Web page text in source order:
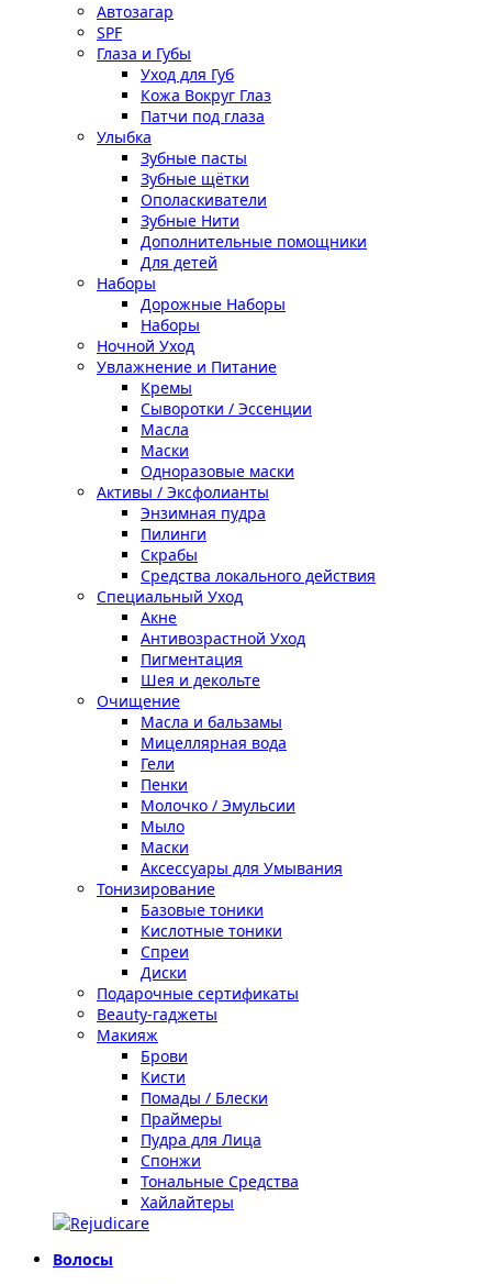
Автозагар
SPF
Глаза и Губы
Уход для Губ
Кожа Вокруг Глаз
Патчи под глаза
Улыбка
Зубные пасты
Зубные щётки
Ополаскиватели
Зубные Нити
Дополнительные помощники
Для детей
Наборы
Дорожные Наборы
Наборы
Ночной Уход
Увлажнение и Питание
Кремы
Сыворотки / Эссенции
Масла
Маски
Одноразовые маски
Активы / Эксфолианты
Энзимная пудра
Пилинги
Скрабы
Средства локального действия
Специальный Уход
Акне
Антивозрастной Уход
Пигментация
Шея и декольте
Очищение
Масла и бальзамы
Мицеллярная вода
Гели
Пенки
Молочко / Эмульсии
Мыло
Маски
Аксессуары для Умывания
Тонизирование
Базовые тоники
Кислотные тоники
Спреи
Диски
Подарочные сертификаты
Beauty-гаджеты
Макияж
Брови
Кисти
Помады / Блески
Праймеры
Пудра для Лица
Спонжи
Тональные Средства
Хайлайтеры
Волосы